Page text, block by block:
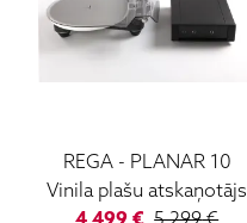
REGA- PLANAR 10
Vinila plašu atskaņotājs